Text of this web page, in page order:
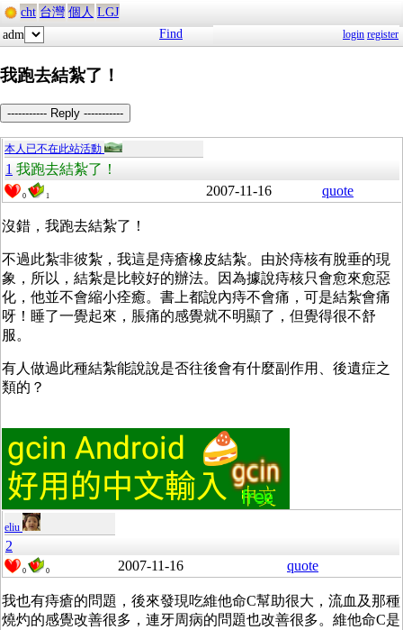
cht 台灣 個人 LGJ
adm
Find login register
我跑去結紮了！
----------- Reply -----------
本人已不在此站活動
1 我跑去結紮了！
0 1 2007-11-16 quote
沒錯，我跑去結紮了！
不過此紮非彼紮，我這是痔瘡橡皮結紮。由於痔核有脫垂的現
象，所以，結紮是比較好的辦法。因為據說痔核只會愈來愈惡
化，他並不會縮小痊癒。書上都說內痔不會痛，可是結紮會痛
呀！睡了一覺起來，脹痛的感覺就不明顯了，但覺得很不舒
服。
有人做過此種結紮能說說是否往後會有什麼副作用、後遺症之
類的？
eliu
2
0 0 2007-11-16 quote
我也有痔瘡的問題，後來發現吃維他命C幫助很大，流血及那種
燒灼的感覺改善很多，連牙周病的問題也改善很多。維他命C是